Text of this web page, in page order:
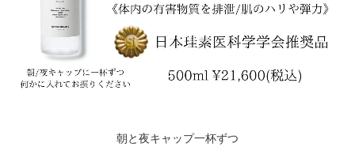
朝と夜キャップ一杯ずつ